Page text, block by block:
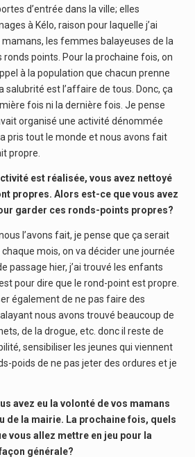
d’entrée dans la ville; elles
à Kélo, raison pour laquelle j’ai
les femmes balayeuses de la
ronds points. Pour la prochaine fois, on
à la population que chacun prenne
salubrité est l’affaire de tous. Donc, ça
fois ni la dernière fois. Je pense
organisé une activité dénommée
a pris tout le monde et nous avons fait
propre.
est réalisée, vous avez nettoyé
propres. Alors est-ce que vous avez
garder ces ronds-points propres?
l’avons fait, je pense que ça serait
mois, on va décider une journée
passage hier, j’ai trouvé les enfants
pour dire que le rond-point est propre.
également de ne pas faire des
nous avons trouvé beaucoup de
de la drogue, etc. donc il reste de
sensibiliser les jeunes qui viennent
poids de ne pas jeter des ordures et je
avez eu la volonté de vos mamans
de la mairie. La prochaine fois, quels
vous allez mettre en jeu pour la
générale?